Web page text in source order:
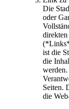
Die
oder
ist die
die
Seiten.
die